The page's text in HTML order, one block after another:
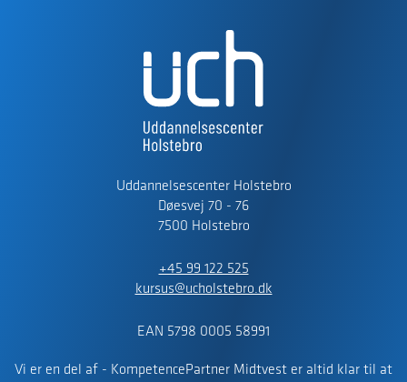
Uddannelsescenter Holstebro
Døesvej 70 - 76
7500 Holstebro
+45 99 122 525
kursus@ucholstebro.dk
EAN 5798 0005 58991
Vi er en del af - KompetencePartner Midtvest er altid klar til at